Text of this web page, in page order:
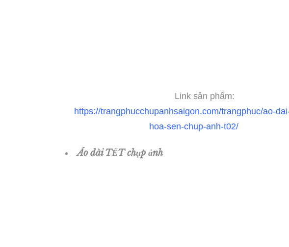
Link sản phẩm:
https://trangphucchupanhsaigon.com/trangphuc/ao-
hoa-sen-chup-anh-t02/
Áo dài TẾT chụp ảnh